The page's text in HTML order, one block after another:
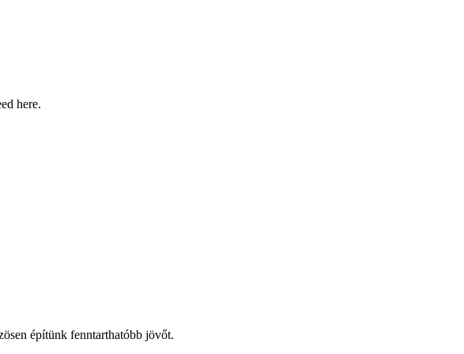
here.
építünk fenntarthatóbb jövőt.